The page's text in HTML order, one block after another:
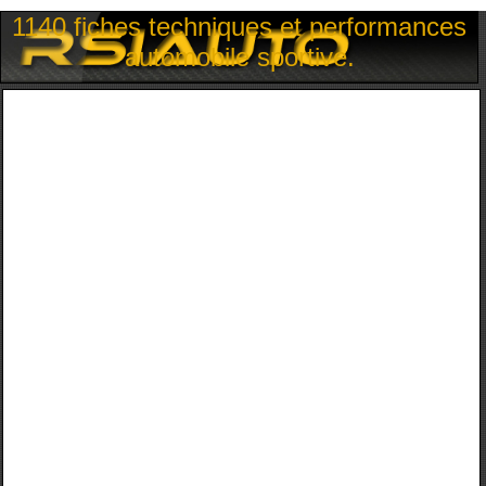
1140 fiches techniques et performances
automobile sportive.